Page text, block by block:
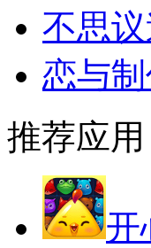
不思
恋与
推荐应用
开